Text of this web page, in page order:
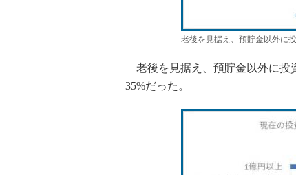
老後を見据え、預貯金以外に
老後を見据え、預貯金以外に投
35%だった。